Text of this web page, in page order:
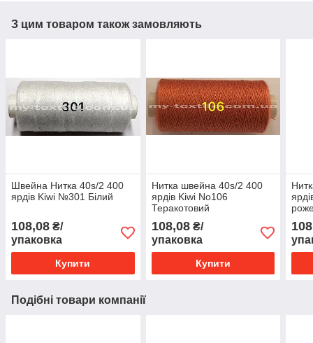
З цим товаром також замовляють
Швейна Нитка 40s/2 400
ярдів Kiwi №301 Білий
108,08 ₴/
упаковка
Купити
Нитка швейна 40s/2 400
ярдів Kiwi No106
Теракотовий
108,08₴/
упаковка
Купити
Подібні товари компанії